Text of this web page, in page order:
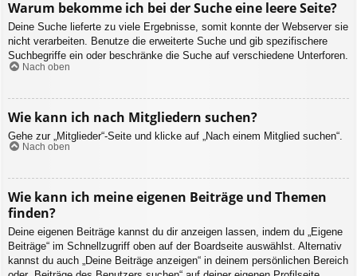
Warum bekomme ich bei der Suche eine leere Seite?
Deine Suche lieferte zu viele Ergebnisse, somit konnte der Webserver sie
nicht verarbeiten. Benutze die erweiterte Suche und gib spezifischere
Suchbegriffe ein oder beschränke die Suche auf verschiedene Unterforen.
Nach oben
Wie kann ich nach Mitgliedern suchen?
Gehe zur „Mitglieder“-Seite und klicke auf „Nach einem Mitglied suchen“.
Nach oben
Wie kann ich meine eigenen Beiträge und Themen
finden?
Deine eigenen Beiträge kannst du dir anzeigen lassen, indem du „Eigene
Beiträge“ im Schnellzugriff oben auf der Boardseite auswählst. Alternativ
kannst du auch „Deine Beiträge anzeigen“ in deinem persönlichen Bereich